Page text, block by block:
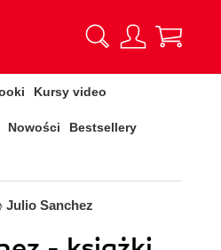
Kursy video
Nowości Bestsellery
Julio Sanchez